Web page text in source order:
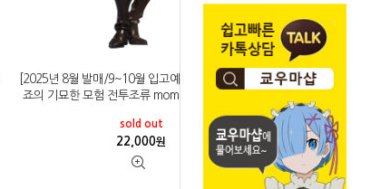
[2025년 8월 발매/9~10월 입고예정]반프레스토 죠
죠의 기묘한 모험 전투조류 mometria 죠셉 죠스타
sold out
22,000원